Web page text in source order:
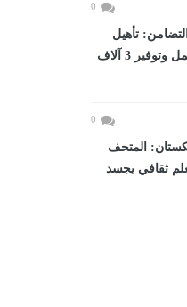
0
تأهيل
الشباب لسوق العمل وتوفير 3 آلاف
0
المتحف
ثقافي يجسد